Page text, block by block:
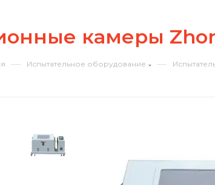
камеры
— Испытательное оборудование —